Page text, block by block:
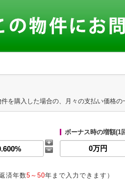
件を購入した場合の、月々の支払い価格
ボーナス時の増額(1
済年数5～50年まで入力できます）